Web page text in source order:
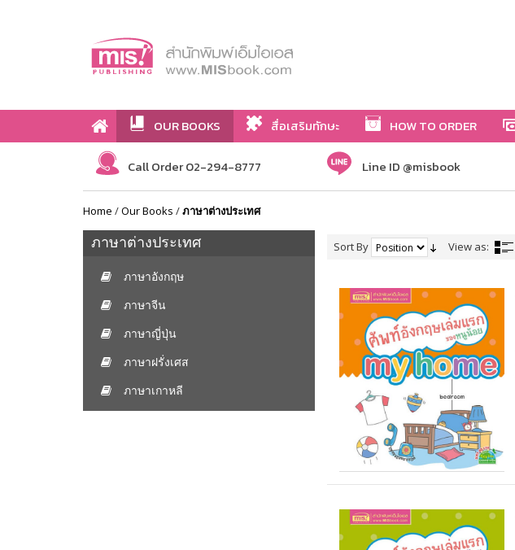
OUR BOOKS สื่อเสริมทักษะ HOW TO ORDER
Call Order 02-294-8777 Line ID @misbook
Home /Our Books /ภาษาต่างประเทศ
ภาษาต่างประเทศ
ภาษาอังกฤษ
ภาษาจีน
ภาษาญี่ปุ่น
ภาษาฝรั่งเศส
ภาษาเกาหลี
Sort By View as: